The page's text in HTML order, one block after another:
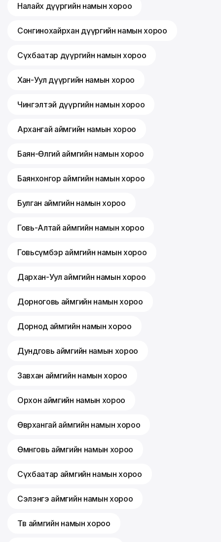
Налайх дүүргийн намын хороо
Сонгинохайрхан дүүргийн намын хороо
Сүхбаатар дүүргийн намын хороо
Хан-Уул дүүргийн намын хороо
Чингэлтэй дүүргийн намын хороо
Архангай аймгийн намын хороо
Баян-Өлгий аймгийн намын хороо
Баянхонгор аймгийн намын хороо
Булган аймгийн намын хороо
Говь-Алтай аймгийн намын хороо
Говьсүмбэр аймгийн намын хороо
Дархан-Уул аймгийн намын хороо
Дорноговь аймгийн намын хороо
Дорнод аймгийн намын хороо
Дундговь аймгийн намын хороо
Завхан аймгийн намын хороо
Орхон аймгийн намын хороо
Өвөрхангай аймгийн намын хороо
Өмнөговь аймгийн намын хороо
Сүхбаатар аймгийн намын хороо
Сэлэнгэ аймгийн намын хороо
Төв аймгийн намын хороо